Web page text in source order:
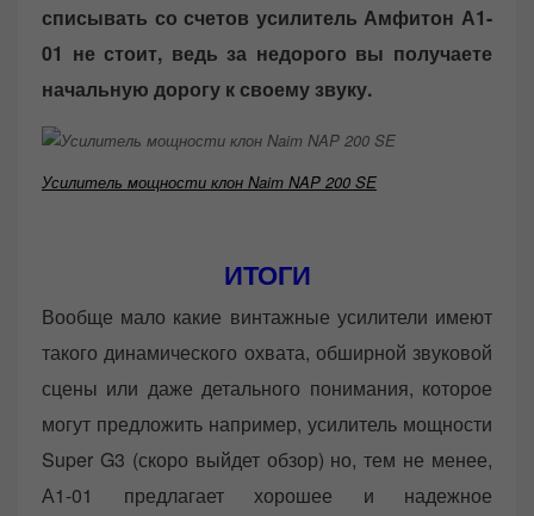
списывать со счетов усилитель Амфитон А1-
01 не стоит, ведь за недорого вы получаете
начальную дорогу к своему звуку.
Усилитель мощности клон Naim NAP 200 SE
ИТОГИ
Вообще мало какие винтажные усилители имеют
такого динамического охвата, обширной звуковой
сцены или даже детального понимания, которое
могут предложить например, усилитель мощности
Super G3 (скоро выйдет обзор) но, тем не менее,
А1-01 предлагает хорошее и надежное